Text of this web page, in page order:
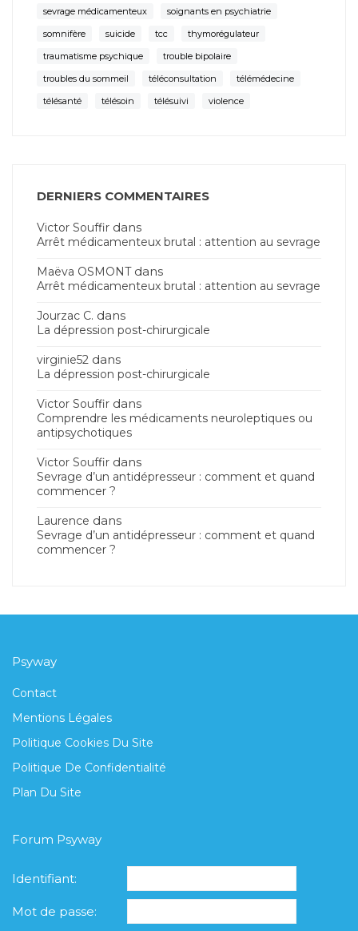
sevrage médicamenteux
soignants en psychiatrie
somnifère
suicide tcc
thymorégulateur
traumatisme psychique
trouble bipolaire
troubles du sommeil
téléconsultation
télémédecine
télésanté
télésoin télésuivi violence
DERNIERS COMMENTAIRES
Victor Souffir dans
Arrêt médicamenteux brutal : attention au sevrage
Maëva OSMONTdans
Arrêt médicamenteux brutal : attention au sevrage
Jourzac C. dans
La dépression post-chirurgicale
virginie52 dans
La dépression post-chirurgicale
Victor Souffir dans
Comprendre les médicaments neuroleptiques ou
antipsychotiques
Victor Souffir dans
Sevrage d’un antidépresseur : comment et quand
commencer ?
Laurence dans
Sevrage d’un antidépresseur : comment et quand
commencer ?
Psyway
Contact
Mentions Légales
Politique Cookies Du Site
Politique De Confidentialité
Plan Du Site
Forum Psyway
Identifiant:
Mot de passe: